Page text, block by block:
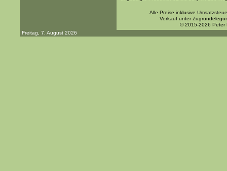
Alle Preise inklusive
Verkauf unter
© 2015-2026 Peter
Freitag, 7. August 2026